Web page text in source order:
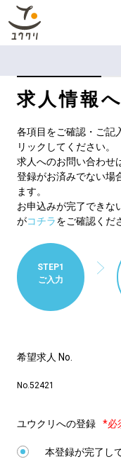
求人情報
各項目をご確認・ご記
リックしてください。
求人へのお問い合わせ
登録がお済みでない場
ます。
お申込みが完了できな
がコチラをご確認くだ
STEP1
ご入力
希望求人 No.
No.52421
ユウクリへの登録 *必
本登録が完了し